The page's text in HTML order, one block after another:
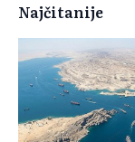
Najčitanije